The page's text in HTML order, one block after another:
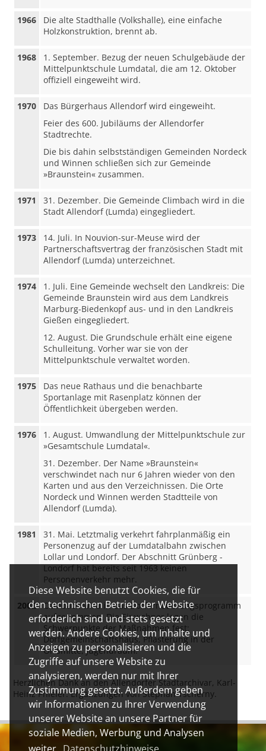
Diese Website benutzt Cookies, die für
den technischen Betrieb der Website
erforderlich sind und stets gesetzt
werden. Andere Cookies, um Inhalte und
Anzeigen zu personalisieren und die
Zugriffe auf unsere Website zu
analysieren, werden nur mit Ihrer
Zustimmung gesetzt. Außerdem geben
wir Informationen zu Ihrer Verwendung
unserer Website an unsere Partner für
soziale Medien, Werbung und Analysen
1966
Die alte Stadthalle (Volkshalle), eine einfache
Holzkonstruktion, brennt ab.
1968
1. September. Bezug der neuen Schulgebäude der
Mittelpunktschule Lumdatal, die am 12. Oktober
offiziell eingeweiht wird.
1970
Das Bürgerhaus Allendorf wird eingeweiht.
Feier des 600. Jubiläums der Allendorfer
Stadtrechte.
Die bis dahin selbstständigen Gemeinden Nordeck
und Winnen schließen sich zur Gemeinde
»Braunstein« zusammen.
1971
31. Dezember. Die Gemeinde Climbach wird in die
Stadt Allendorf (Lumda) eingegliedert.
1973
14. Juli. In Nouvion-sur-Meuse wird der
Partnerschaftsvertrag der französischen Stadt mit
Allendorf (Lumda) unterzeichnet.
1974
1. Juli. Eine Gemeinde wechselt den Landkreis: Die
Gemeinde Braunstein wird aus dem Landkreis
Marburg-Biedenkopf aus- und in den Landkreis
Gießen eingegliedert.
12. August. Die Grundschule erhält eine eigene
Schulleitung. Vorher war sie von der
Mittelpunktschule verwaltet worden.
1975
Das neue Rathaus und die benachbarte
Sportanlage mit Rasenplatz können der
Öffentlichkeit übergeben werden.
1976
1. August. Umwandlung der Mittelpunktschule zur
»Gesamtschule Lumdatal«.
31. Dezember. Der Name »Braunstein«
verschwindet nach nur 6 Jahren wieder von den
Karten und aus den Verzeichnissen. Die Orte
Nordeck und Winnen werden Stadtteile von
Allendorf (Lumda).
1981
31. Mai. Letztmalig verkehrt fahrplanmäßig ein
Personenzug auf der Lumdatalbahn zwischen
Lollar und Londorf. Der Abschnitt Grünberg -
Londorf hat bereits seit 1963 keinen
Personenverkehr mehr.
2002
Climbach wird in das Dorferneuerungsprogramm
aufgenommen. Die Einwohner legen die
Schwerpunkte der Maßnahmen fest:
Dorfgemeinschaftshaus, Pflasterung in der
Ortsmitte, Jugendraum.
Herzlichen Dank an den Allendorfer Stadtarchivar, Karl-
Heinz Phieler. Ergänzungen von Stephan Tscherny.